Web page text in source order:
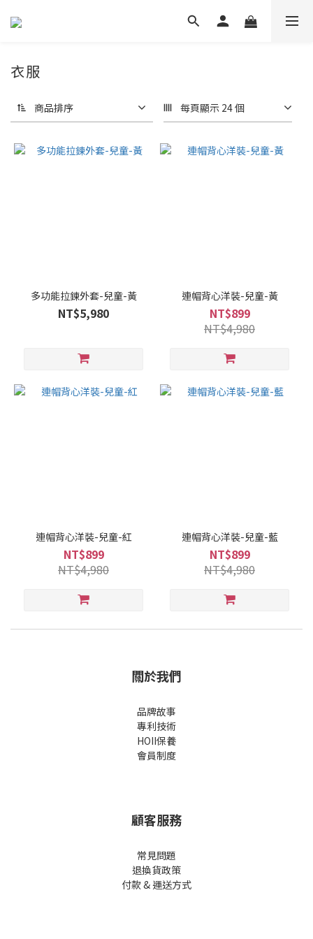
衣服
商品排序 每頁顯示 24 個
多功能拉鍊外套-兒童-黃
NT$5,980
連帽背心洋裝-兒童-黃
NT$899
NT$4,980
連帽背心洋裝-兒童-紅
NT$899
NT$4,980
連帽背心洋裝-兒童-藍
NT$899
NT$4,980
關於我們
品牌故事
專利技術
HOII保養
會員制度
顧客服務
常見問題
退換貨政策
付款 & 運送方式